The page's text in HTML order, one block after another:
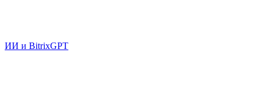
ИИ и BitrixGPT